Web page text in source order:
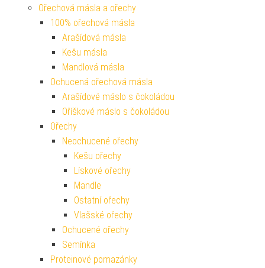
Ořechová másla a ořechy
100% ořechová másla
Arašídová másla
Kešu másla
Mandlová másla
Ochucená ořechová másla
Arašídové máslo s čokoládou
Oříškové máslo s čokoládou
Ořechy
Neochucené ořechy
Kešu ořechy
Lískové ořechy
Mandle
Ostatní ořechy
Vlašské ořechy
Ochucené ořechy
Semínka
Proteinové pomazánky